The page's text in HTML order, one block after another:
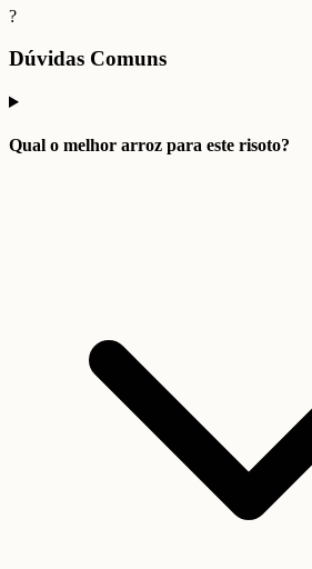
?
Dúvidas Comuns
Qual o melhor arroz para este risoto?